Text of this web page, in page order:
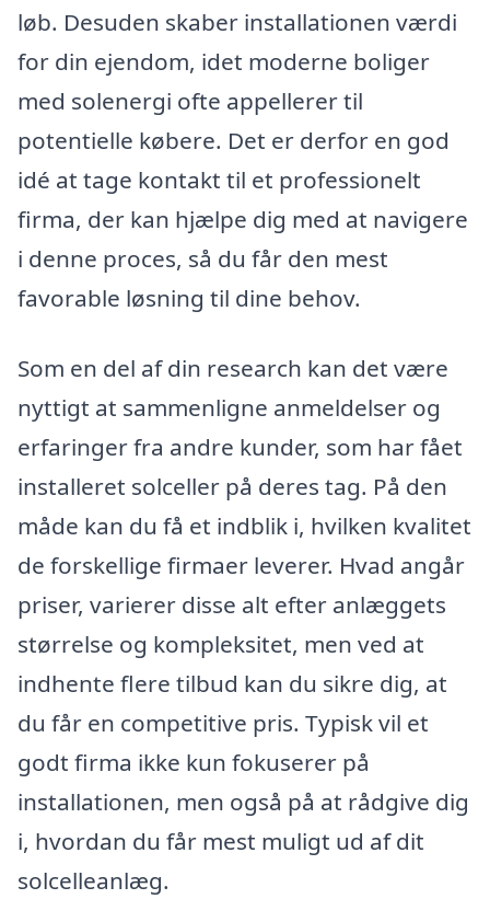
løb. Desuden skaber installationen værdi
for din ejendom, idet moderne boliger
med solenergi ofte appellerer til
potentielle købere. Det er derfor en god
idé at tage kontakt til et professionelt
firma, der kan hjælpe dig med at navigere
i denne proces, så du får den mest
favorable løsning til dine behov.
Som en del af din research kan det være
nyttigt at sammenligne anmeldelser og
erfaringer fra andre kunder, som har fået
installeret solceller på deres tag. På den
måde kan du få et indblik i, hvilken kvalitet
de forskellige firmaer leverer. Hvad angår
priser, varierer disse alt efter anlæggets
størrelse og kompleksitet, men ved at
indhente flere tilbud kan du sikre dig, at
du får en competitive pris. Typisk vil et
godt firma ikke kun fokuserer på
installationen, men også på at rådgive dig
i, hvordan du får mest muligt ud af dit
solcelleanlæg.